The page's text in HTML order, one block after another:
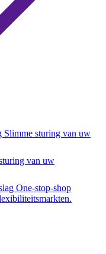
Slimme sturing van uw
van uw
One-stop-shop